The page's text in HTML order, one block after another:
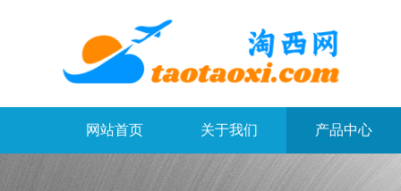
网站首页 关于我们 产品中心